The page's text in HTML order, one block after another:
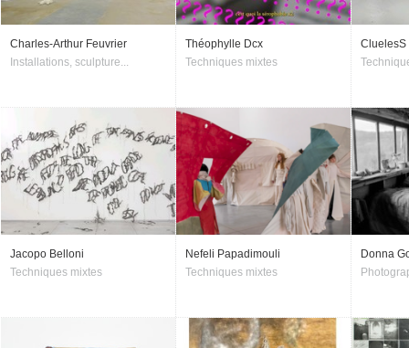
Charles-Arthur Feuvrier
Installations, sculpture...
Théophylle Dcx
Techniques mixtes
CluelesS
Jacopo Belloni
Techniques mixtes
Nefeli Papadimouli
Techniques mixtes
Donna